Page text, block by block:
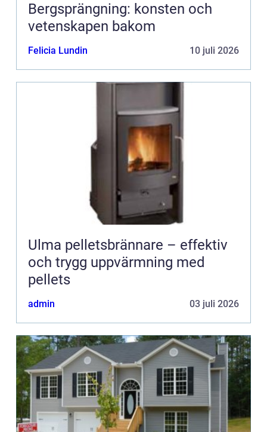
Bergsprängning: konsten och
vetenskapen bakom
Felicia Lundin 10 juli 2026
Ulma pelletsbrännare – effektiv
och trygg uppvärmning med
pellets
admin 03 juli 2026